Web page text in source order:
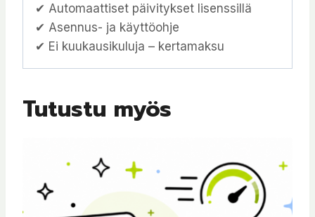
✔ Automaattiset päivitykset lisenssillä
✔ Asennus- ja käyttöohje
✔ Ei kuukausikuluja – kertamaksu
Tutustu myös